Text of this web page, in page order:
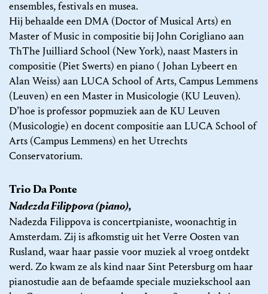
ensembles, festivals en musea.
Hij behaalde een DMA (Doctor of Musical Arts) en
Master of Music in compositie bij John Corigliano aan
ThThe Juilliard School (New York), naast Masters in
compositie (Piet Swerts) en piano ( Johan Lybeert en
Alan Weiss) aan LUCA School of Arts, Campus Lemmens
(Leuven) en een Master in Musicologie (KU Leuven).
D’hoe is professor popmuziek aan de KU Leuven
(Musicologie) en docent compositie aan LUCA School of
Arts (Campus Lemmens) en het Utrechts
Conservatorium.
Trio Da Ponte
Nadezda Filippova (piano),
Nadezda Filippova is concertpianiste, woonachtig in
Amsterdam. Zij is afkomstig uit het Verre Oosten van
Rusland, waar haar passie voor muziek al vroeg ontdekt
werd. Zo kwam ze als kind naar Sint Petersburg om haar
pianostudie aan de befaamde speciale muziekschool aan